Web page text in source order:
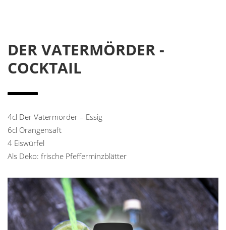
DER VATERMÖRDER -
COCKTAIL
4cl Der Vatermörder – Essig
6cl Orangensaft
4 Eiswürfel
Als Deko: frische Pfefferminzblätter